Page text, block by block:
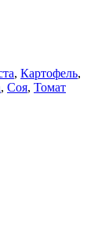
, Картофель,
, Соя, Томат